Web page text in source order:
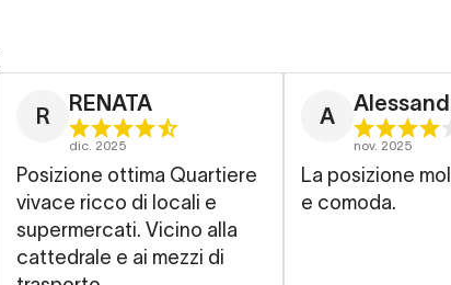
R
RENATA
dic. 2025
Posizione ottima Quartiere
vivace ricco di locali e
supermercati. Vicino alla
cattedrale e ai mezzi di
A
nov. 2025
La posizione
e comoda.